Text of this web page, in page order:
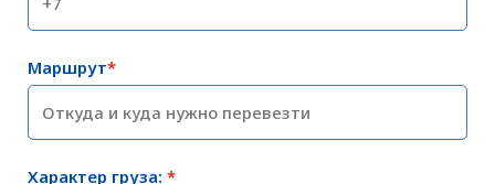
Маршрут*
Характер груза: *